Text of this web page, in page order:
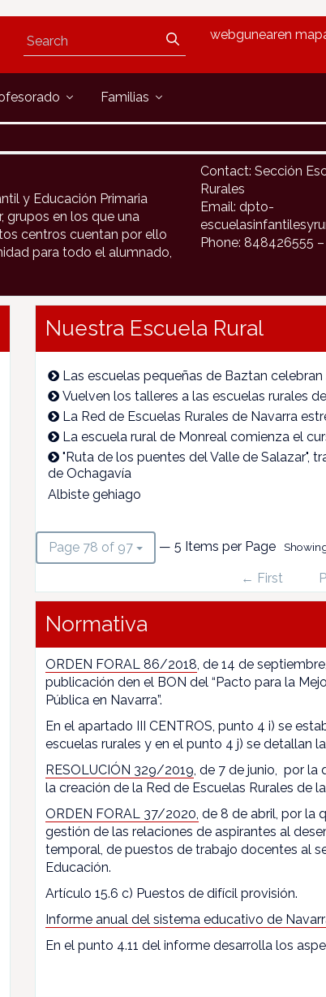
webgunearen
Familias
y Educación Primaria
grupos en los que una
centros cuentan por ello
para todo el alumnado,
Contact: Sección
Rurales
Email: dpto-
Phone: 848426555
Nuestra Escuela Rural
Las escuelas pequeñas de Baztan
Vuelven los talleres a las escuelas rurales
La Red de Escuelas Rurales de Navarra
La escuela rural de Monreal comienza el
"Ruta de los puentes del Valle de Salazar",
de Ochagavía
Albiste gehiago
Page 78 of 97 — 5 Items per Page
← First
Normativa
ORDEN FORAL 86/2018, de 14 de
publicación den el BON del “Pacto para la
Pública en Navarra”.
En el apartado III CENTROS, punto 4 i) se
escuelas rurales y en el punto 4 j) se detallan
RESOLUCIÓN 329/2019, de 7 de junio, por la
la creación de la Red de Escuelas Rurales de
ORDEN FORAL 37/2020, de 8 de abril, por la
gestión de las relaciones de aspirantes al
temporal, de puestos de trabajo docentes al
Educación.
Artículo 15.6 c) Puestos de difícil provisión.
Informe anual del sistema educativo de
En el punto 4.11 del informe desarrolla los